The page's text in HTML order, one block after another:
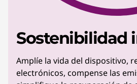
Sostenibilidad
Amplíe la vida del dispositivo,
electrónicos, compense las